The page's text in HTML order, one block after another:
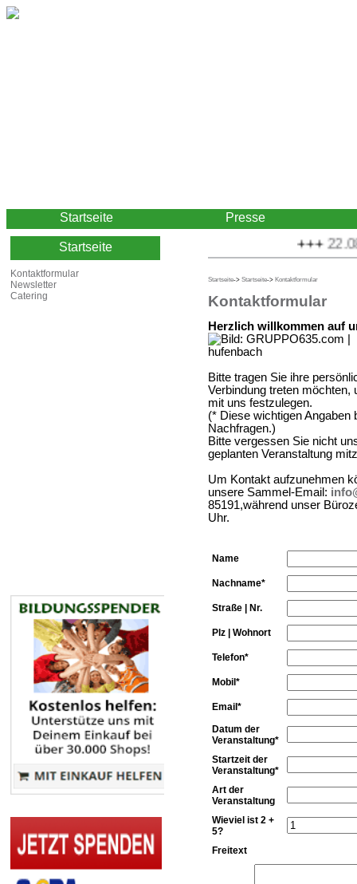
Startseite Presse
Startseite
Kontaktformular
Newsletter
Catering
+++
Startseite-> Startseite-> Kontaktformular
Kontaktformular
Herzlich willkommen auf
Bitte tragen Sie ihre
Verbindung treten möchten,
mit uns festzulegen.
(* Diese wichtigen Angaben
Nachfragen.)
Bitte vergessen Sie nicht
geplanten Veranstaltung
Um Kontakt aufzunehmen
unsere Sammel-Email:
85191,während unser
Uhr.
Name
Nachname*
Straße | Nr.
Plz | Wohnort
Telefon*
Mobil*
Email*
Datum der
Veranstaltung*
Startzeit der
Veranstaltung*
Art der
Veranstaltung
Wieviel ist 2 +
5?
Freitext